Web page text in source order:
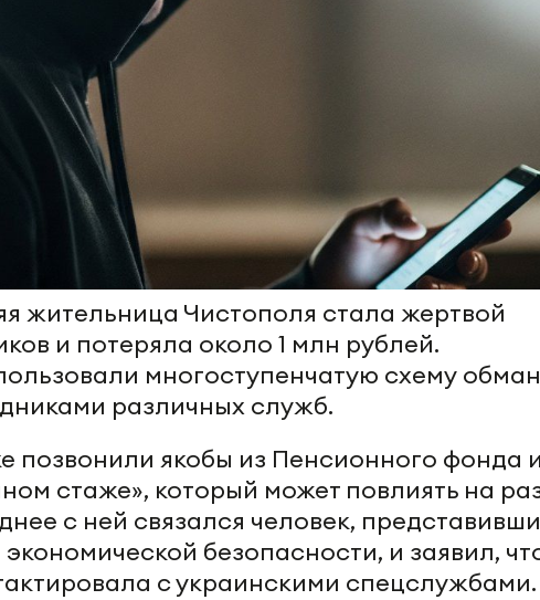
жительница Чистополя стала жертвой
и потеряла около 1 млн рублей.
многоступенчатую схему
различных служб.
позвонили якобы из Пенсионного фонда и
стаже», который может повлиять на
с ней связался человек,
безопасности, и заявил,
с украинскими спецслужбами.